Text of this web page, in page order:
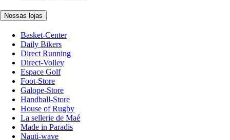
Nossas lojas
Basket-Center
Daily Bikers
Direct Running
Direct-Volley
Espace Golf
Foot-Store
Galope-Store
Handball-Store
House of Rugby
La sellerie de Maé
Made in Paradis
Nauti-wave